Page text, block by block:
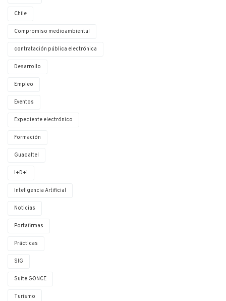
Chile
Compromiso medioambiental
contratación pública electrónica
Desarrollo
Empleo
Eventos
Expediente electrónico
Formación
Guadaltel
I+D+i
Inteligencia Artificial
Noticias
Portafirmas
Prácticas
SIG
Suite G·ONCE
Turismo